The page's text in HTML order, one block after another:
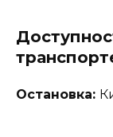
Остановка: